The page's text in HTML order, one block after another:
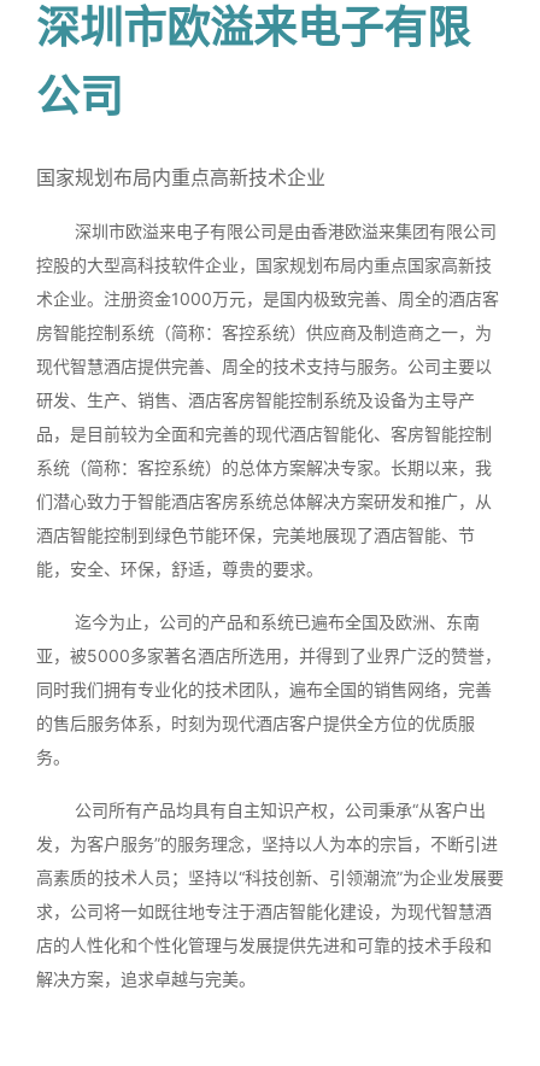
深圳市欧溢来电子有限
公司
国家规划布局内重点高新技术企业
深圳市欧溢来电子有限公司是由香港欧溢来集团有限公司
控股的大型高科技软件企业，国家规划布局内重点国家高新技
术企业。注册资金1000万元，是国内极致完善、周全的酒店客
房智能控制系统（简称：客控系统）供应商及制造商之一，为
现代智慧酒店提供完善、周全的技术支持与服务。公司主要以
研发、生产、销售、酒店客房智能控制系统及设备为主导产
品，是目前较为全面和完善的现代酒店智能化、客房智能控制
系统（简称：客控系统）的总体方案解决专家。长期以来，我
们潜心致力于智能酒店客房系统总体解决方案研发和推广，从
酒店智能控制到绿色节能环保，完美地展现了酒店智能、节
能，安全、环保，舒适，尊贵的要求。
迄今为止，公司的产品和系统已遍布全国及欧洲、东南
亚，被5000多家著名酒店所选用，并得到了业界广泛的赞誉，
同时我们拥有专业化的技术团队，遍布全国的销售网络，完善
的售后服务体系，时刻为现代酒店客户提供全方位的优质服
务。
公司所有产品均具有自主知识产权，公司秉承“从客户出
发，为客户服务”的服务理念，坚持以人为本的宗旨，不断引进
高素质的技术人员；坚持以“科技创新、引领潮流”为企业发展要
求，公司将一如既往地专注于酒店智能化建设，为现代智慧酒
店的人性化和个性化管理与发展提供先进和可靠的技术手段和
解决方案，追求卓越与完美。